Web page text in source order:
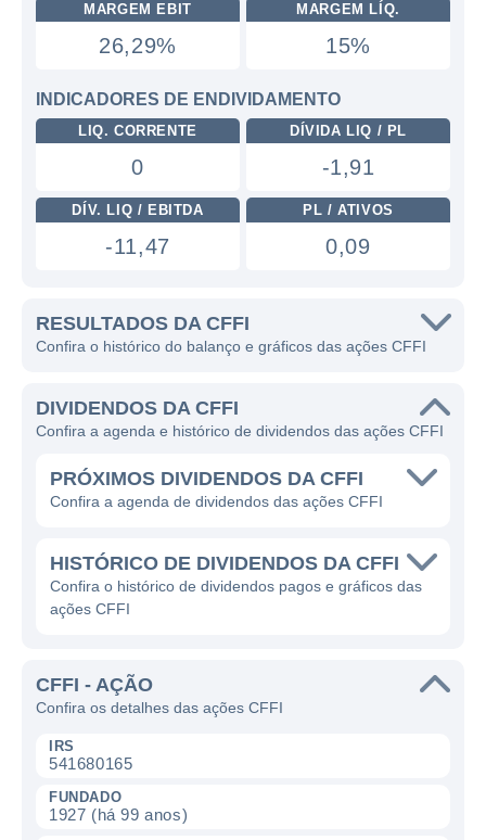
MARGEM EBIT
26,29%
MARGEM LÍQ.
15%
INDICADORES DE ENDIVIDAMENTO
LIQ. CORRENTE
0
DÍVIDA LIQ / PL
-1,91
DÍV. LIQ / EBITDA
-11,47
PL / ATIVOS
0,09
RESULTADOS DA CFFI
Confira o histórico do balanço e gráficos das ações CFFI
DIVIDENDOS DA CFFI
Confira a agenda e histórico de dividendos das ações CFFI
PRÓXIMOS DIVIDENDOS DA CFFI
Confira a agenda de dividendos das ações CFFI
HISTÓRICO DE DIVIDENDOS DA CFFI
Confira o histórico de dividendos pagos e gráficos das
ações CFFI
CFFI - AÇÃO
Confira os detalhes das ações CFFI
IRS
541680165
FUNDADO
1927 (há 99 anos)